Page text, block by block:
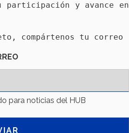
participación y avance en
compártenos tu correo
para noticias del HUB